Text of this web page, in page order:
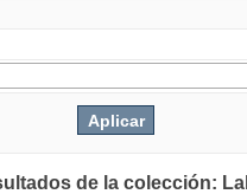
de la colección: